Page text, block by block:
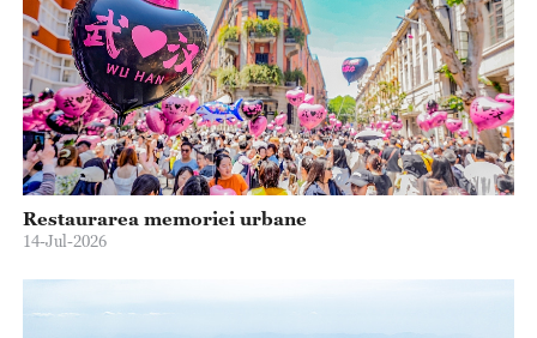
Restaurarea memoriei urbane
14-Jul-2026